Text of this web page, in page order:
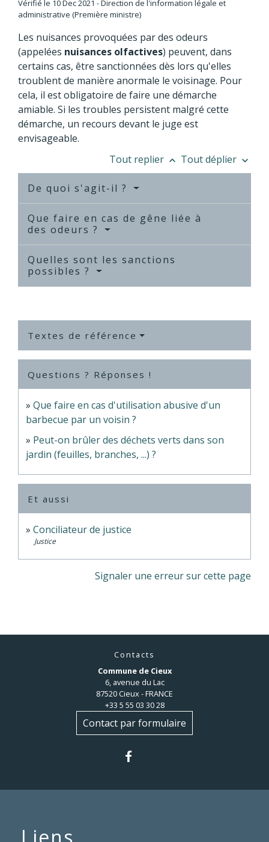
Vérifié le 10 Dec 2021 - Direction de l'information légale et
administrative (Première ministre)
Les nuisances provoquées par des odeurs
(appelées nuisances olfactives) peuvent, dans
certains cas, être sanctionnées dès lors qu'elles
troublent de manière anormale le voisinage. Pour
cela, il est obligatoire de faire une démarche
amiable. Si les troubles persistent malgré cette
démarche, un recours devant le juge est
envisageable.
Tout replier keyboard_arrow_up Tout déplier keyboard_arrow_down
De quoi s'agit-il ?
Que faire en cas de gêne liée à
des odeurs ?
Quelles sont les sanctions
possibles ?
Textes de référence
Questions ? Réponses !
Que faire en cas d'utilisation abusive d'un
barbecue par un voisin ?
Peut-on brûler des déchets verts dans son
jardin (feuilles, branches, ...) ?
Et aussi
Conciliateur de justice
Justice
Signaler une erreur sur cette page
Contacts
Commune de Cieux
6, avenue du Lac
87520 Cieux - FRANCE
+33 5 55 03 30 28
Contact par formulaire